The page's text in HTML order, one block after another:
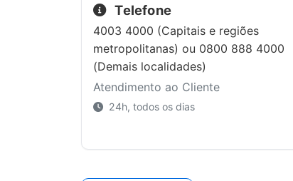
Telefone
4003 4000 (Capitais e regiões
metropolitanas) ou 0800 888 4000
(Demais localidades)
Atendimento ao Cliente
24h, todos os dias